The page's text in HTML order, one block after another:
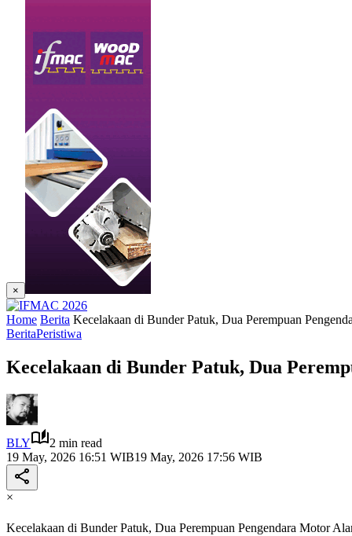
×
Home Berita Kecelakaan di Bunder Patuk, Dua Perempuan
BeritaPeristiwa
Kecelakaan di Bunder Patuk, Dua
BLY
2 min read
19 May, 2026 16:51 WIB19 May, 2026 17:56 WIB
×
Kecelakaan di Bunder Patuk, Dua Perempuan Pengendara Motor